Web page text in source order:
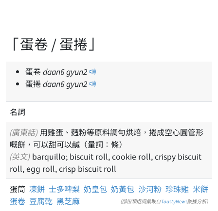
「蛋卷 / 蛋捲」
蛋卷daan6gyun2
蛋捲daan6gyun2
名詞
(廣東話) 用雞蛋、麪粉等原料調勻烘焙，捲成空心圓管形
嘅餅，可以甜可以鹹（量詞：條）
(英文) barquillo; biscuit roll, cookie roll, crispy biscuit
roll, egg roll, crisp biscuit roll
蛋筒 凍餅 士多啤梨 奶皇包 奶黃包 沙河粉 珍珠雞 米餅
蛋卷 豆腐乾 黑芝麻 (部份類近詞彙取自ToastyNews數據分析)